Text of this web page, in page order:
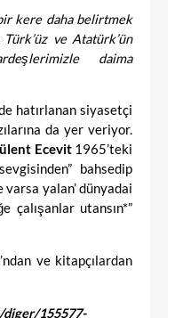
kere daha belirtmek
ve Atatürk’ün
daima
hatırlanan siyasetçi
da yer veriyor.
Ecevit1965’teki
bahsedip
varsa yalan’ dünyadai
çalışanlar utansın*”
ve kitapçılardan
155577-